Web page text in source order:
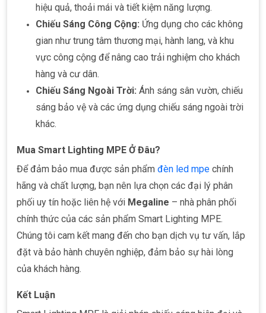
hiệu quả, thoải mái và tiết kiệm năng lượng.
Chiếu Sáng Công Cộng: Ứng dụng cho các không
gian như trung tâm thương mại, hành lang, và khu
vực công cộng để nâng cao trải nghiệm cho khách
hàng và cư dân.
Chiếu Sáng Ngoài Trời: Ánh sáng sân vườn, chiếu
sáng bảo vệ và các ứng dụng chiếu sáng ngoài trời
khác.
Mua Smart Lighting MPE Ở Đâu?
Để đảm bảo mua được sản phẩm đèn led mpe chính
hãng và chất lượng, bạn nên lựa chọn các đại lý phân
phối uy tín hoặc liên hệ với Megaline – nhà phân phối
chính thức của các sản phẩm Smart Lighting MPE.
Chúng tôi cam kết mang đến cho bạn dịch vụ tư vấn, lắp
đặt và bảo hành chuyên nghiệp, đảm bảo sự hài lòng
của khách hàng.
Kết Luận